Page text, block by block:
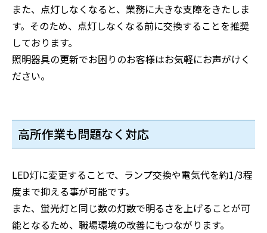
また、点灯しなくなると、業務に大きな支障をきたしま
す。そのため、点灯しなくなる前に交換することを推奨
しております。
照明器具の更新でお困りのお客様はお気軽にお声がけく
ださい。
高所作業も問題なく対応
LED灯に変更することで、ランプ交換や電気代を約1/3程
度まで抑える事が可能です。
また、蛍光灯と同じ数の灯数で明るさを上げることが可
能となるため、職場環境の改善にもつながります。